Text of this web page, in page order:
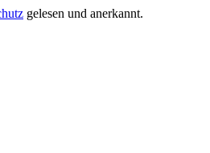
gelesen und anerkannt.